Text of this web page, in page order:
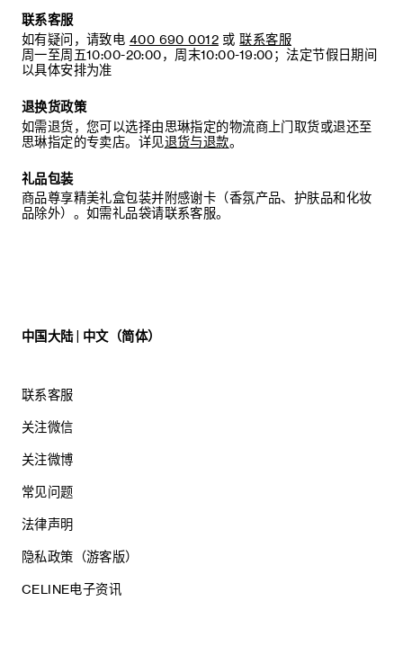
联系客服
如有疑问，请致电 400 690 0012 或 联系客服
周一至周五10:00-20:00，周末10:00-19:00；法定节假日期间
以具体安排为准
退换货政策
如需退货，您可以选择由思琳指定的物流商上门取货或退还至
思琳指定的专卖店。详见退货与退款。
礼品包装
商品尊享精美礼盒包装并附感谢卡（香氛产品、护肤品和化妆
品除外）。如需礼品袋请联系客服。
中国大陆 | 中文（简体）
联系客服
关注微信
关注微博
常见问题
法律声明
隐私政策（游客版）
CELINE电子资讯